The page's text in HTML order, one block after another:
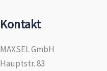
Kontakt
MAXSEL GmbH
Hauptstr. 83